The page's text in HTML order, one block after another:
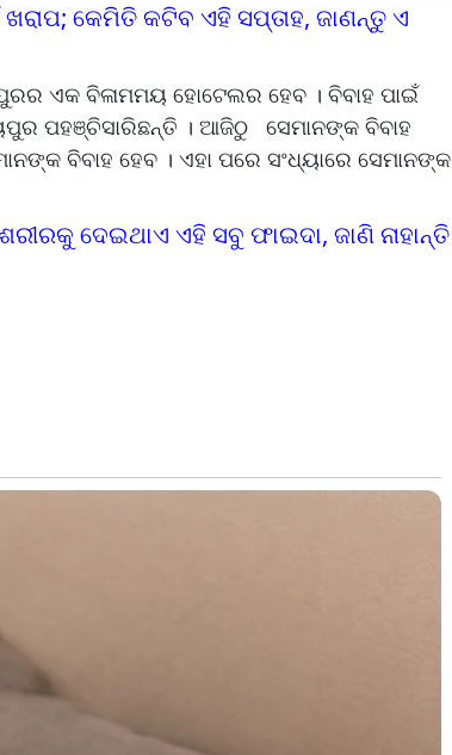
ଖରାପ; କେମିତି କଟିବ ଏହି ସପ୍ତାହ, ଜାଣନ୍ତୁ ଏ
ଏକ ବିଳାମମୟ ହୋଟେଲର ହେବ । ବିବାହ ପାଇଁ
ପହଞ୍ଚିସାରିଛନ୍ତି । ଆଜିଠୁ ସେମାନଙ୍କ ବିବାହ
ବିବାହ ହେବ । ଏହା ପରେ ସଂଧ୍ୟାରେ ସେମାନଙ୍କ
ଦେଇଥାଏ ଏହି ସବୁ ଫାଇଦା, ଜାଣି ନାହାନ୍ତି